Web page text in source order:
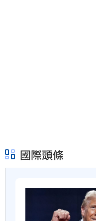
國際頭條